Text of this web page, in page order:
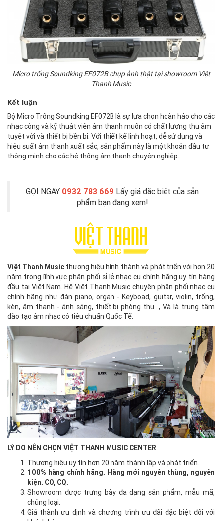
Micro trống Soundking EF072B chụp ảnh thật tại showroom Việt
Thanh Music
Kết luận
Bộ Micro Trống Soundking EF072B là sự lựa chọn hoàn hảo cho các
nhạc công và kỹ thuật viên âm thanh muốn có chất lượng thu âm
tuyệt vời và thiết bị bền bỉ. Với thiết kế linh hoạt, dễ sử dụng và
hiệu suất âm thanh xuất sắc, sản phẩm này là một khoản đầu tư
thông minh cho các hệ thống âm thanh chuyên nghiệp.
GỌI NGAY 0932 783 669 Lấy giá đặc biệt của sản
phẩm bạn đang xem!
Việt Thanh Music thương hiệu hình thành và phát triển với hơn 20
năm trong lĩnh vực phân phối sỉ lẻ nhạc cụ chính hãng uy tín hàng
đầu tại Việt Nam. Hệ Việt Thanh Music chuyên phân phối nhạc cụ
chính hãng như đàn piano, organ - Keyboad, guitar, violin, trống,
kèn, âm thanh - ánh sáng, thiết bị phòng thu..., Và là trung tâm
đào tạo âm nhạc có tiêu chuẩn Quốc Tế.
LÝ DO NÊN CHỌN VIỆT THANH MUSIC CENTER
Thương hiệu uy tín hơn 20 năm thành lập và phát triển.
100% hàng chính hãng. Hàng mới nguyên thùng, nguyên
kiện. CO, CQ.
Showroom được trưng bày đa dạng sản phẩm, mẫu mã,
chủng loại.
Giá thành ưu định và chương trình ưu đãi đặc biệt đối với